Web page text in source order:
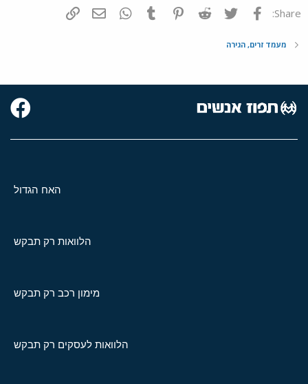
Share: פייסבוק Twitter
Reddit
Pinterest
Tumblr
WhatsAppדואר אלקטרוני
מעמד זרים, הגירה
האח הגדול
הלוואות רק תבקש
מימון רכב רק תבקש
הלוואות לעסקים רק תבקש